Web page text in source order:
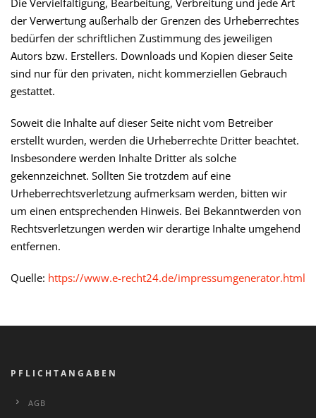
Die Vervielfältigung, Bearbeitung, Verbreitung und jede Art
der Verwertung außerhalb der Grenzen des Urheberrechtes
bedürfen der schriftlichen Zustimmung des jeweiligen
Autors bzw. Erstellers. Downloads und Kopien dieser Seite
sind nur für den privaten, nicht kommerziellen Gebrauch
gestattet.
Soweit die Inhalte auf dieser Seite nicht vom Betreiber
erstellt wurden, werden die Urheberrechte Dritter beachtet.
Insbesondere werden Inhalte Dritter als solche
gekennzeichnet. Sollten Sie trotzdem auf eine
Urheberrechtsverletzung aufmerksam werden, bitten wir
um einen entsprechenden Hinweis. Bei Bekanntwerden von
Rechtsverletzungen werden wir derartige Inhalte umgehend
entfernen.
Quelle: https://www.e-recht24.de/impressumgenerator.html
PFLICHTANGABEN
AGB